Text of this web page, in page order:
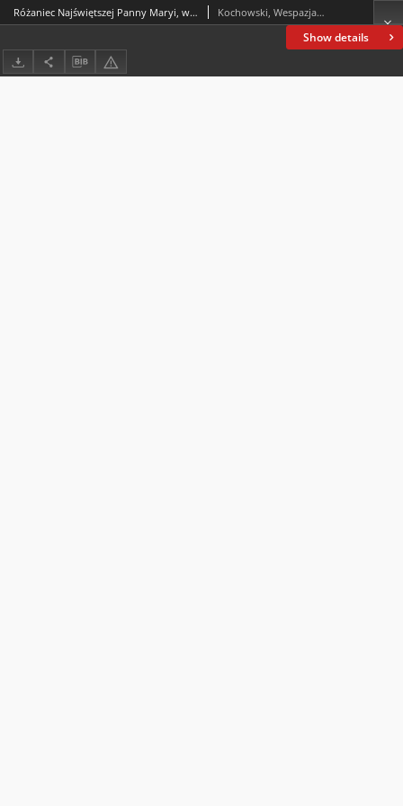
Show details
Różaniec Najświętszej Panny Maryi, według zwyczaju kaznodziejskiego rytmem polskim wyrażony Kochowski, Wespazjan (1633-1700)